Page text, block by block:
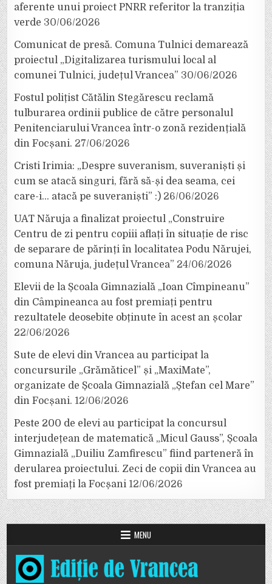
aferente unui proiect PNRR referitor la tranziția
verde 30/06/2026
Comunicat de presă. Comuna Tulnici demarează
proiectul „Digitalizarea turismului local al
comunei Tulnici, județul Vrancea” 30/06/2026
Fostul polițist Cătălin Stegărescu reclamă
tulburarea ordinii publice de către personalul
Penitenciarului Vrancea într-o zonă rezidențială
din Focșani. 27/06/2026
Cristi Irimia: „Despre suveranism, suveraniști și
cum se atacă singuri, fără să-și dea seama, cei
care-i… atacă pe suveraniști” :) 26/06/2026
UAT Năruja a finalizat proiectul „Construire
Centru de zi pentru copiii aflați în situație de risc
de separare de părinți în localitatea Podu Nărujei,
comuna Năruja, județul Vrancea” 24/06/2026
Elevii de la Școala Gimnazială „Ioan Cîmpineanu”
din Câmpineanca au fost premiați pentru
rezultatele deosebite obținute în acest an școlar
22/06/2026
Sute de elevi din Vrancea au participat la
concursurile „Grămăticel” și „MaxiMate”,
organizate de Școala Gimnazială „Ștefan cel Mare”
din Focșani. 12/06/2026
Peste 200 de elevi au participat la concursul
interjudețean de matematică „Micul Gauss”, Școala
Gimnazială „Duiliu Zamfirescu” fiind parteneră în
derularea proiectului. Zeci de copii din Vrancea au
fost premiați la Focșani 12/06/2026
MENU